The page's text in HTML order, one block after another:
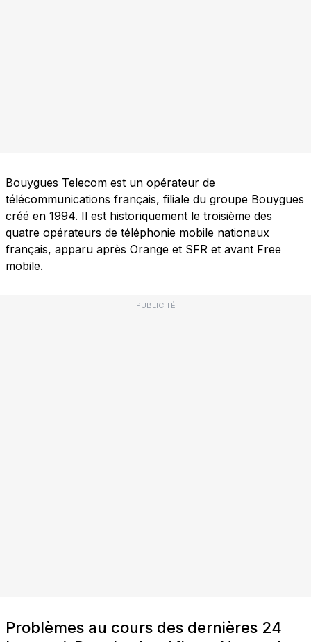
Bouygues Telecom est un opérateur de
télécommunications français, filiale du groupe Bouygues
créé en 1994. Il est historiquement le troisième des
quatre opérateurs de téléphonie mobile nationaux
français, apparu après Orange et SFR et avant Free
mobile.
PUBLICITÉ
Problèmes au cours des dernières 24